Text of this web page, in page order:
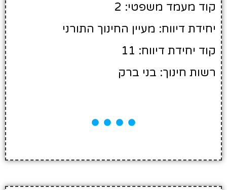
קוד מעמד משפטי: 2
יחידת דיווח: מעיין החינוך התורני
קוד יחידת דיווח: 11
רשות חינוך: בני ברק